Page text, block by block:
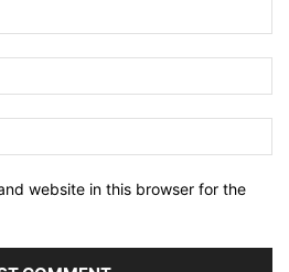
website in this browser for the